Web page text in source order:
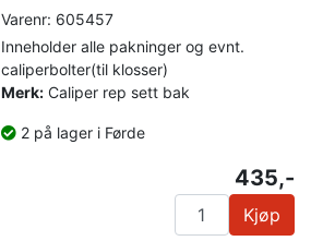
Varenr: 605457
Inneholder alle pakninger og evnt.
caliperbolter(til klosser)
Merk: Caliper rep sett bak
2 på lager i Førde
435,-
Kjøp